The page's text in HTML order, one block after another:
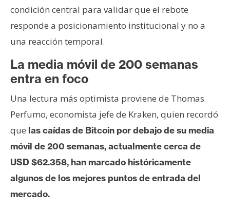
condición central para validar que el rebote
responde a posicionamiento institucional y no a
una reacción temporal.
La media móvil de 200 semanas
entra en foco
Una lectura más optimista proviene de Thomas
Perfumo, economista jefe de Kraken, quien recordó
que las caídas de Bitcoin por debajo de su media
móvil de 200 semanas, actualmente cerca de
USD $62.358, han marcado históricamente
algunos de los mejores puntos de entrada del
mercado.